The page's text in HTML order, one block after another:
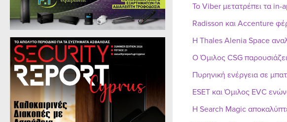
Το Viber μετατρέπει τα
Radisson και Accenture
Η Thales Alenia Space
Ο Όμιλος CSG
Πυρηνική ενέργεια σε
ESET και Όμιλος EVC
Η Search Magic